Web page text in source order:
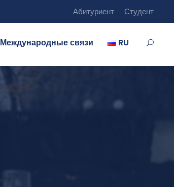
Абитуриент Студент
Международные связи RU